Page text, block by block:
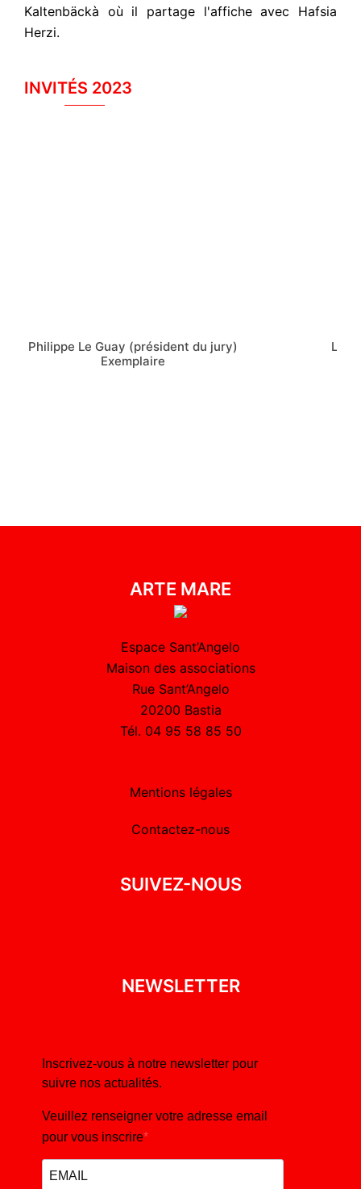
Kaltenbäckà où il partage l'affiche avec Hafsia
Herzi.
INVITÉS 2023
Philippe Le Guay (président du jury)
Exemplaire
Léa
ARTE MARE
Espace Sant’Angelo
Maison des associations
Rue Sant’Angelo
20200 Bastia
Tél. 04 95 58 85 50
Mentions légales
Contactez-nous
SUIVEZ-NOUS
NEWSLETTER
Inscrivez-vous à notre newsletter pour
suivre nos actualités.
Veuillez renseigner votre adresse email
pour vous inscrire